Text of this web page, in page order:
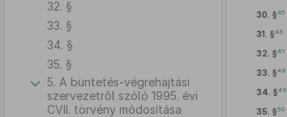
32. §
33. §
34. §
35. §
5. A büntetés-végrehajtási
szervezetről szóló 1995. évi
CVII. törvény módosítása
30. §45
31. §46
32. §47
33. §48
34. §49
35. §50